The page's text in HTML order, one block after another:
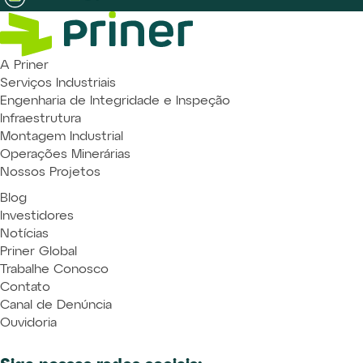
A Priner
Serviços Industriais
Engenharia de Integridade e Inspeção
Infraestrutura
Montagem Industrial
Operações Minerárias
Nossos Projetos
Blog
Investidores
Notícias
Priner Global
Trabalhe Conosco
Contato
Canal de Denúncia
Ouvidoria